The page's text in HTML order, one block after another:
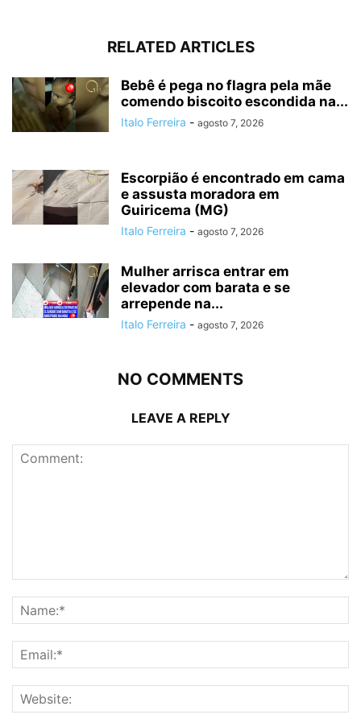
RELATED ARTICLES
Bebê é pega no flagra pela mãe
comendo biscoito escondida na...
Italo Ferreira - agosto 7, 2026
Escorpião é encontrado em cama
e assusta moradora em
Guiricema (MG)
Italo Ferreira - agosto 7, 2026
Mulher arrisca entrar em
elevador com barata e se
arrepende na...
Italo Ferreira - agosto 7, 2026
NO COMMENTS
LEAVE A REPLY